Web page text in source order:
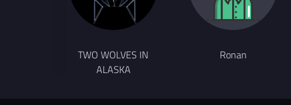
TWO WOLVES IN
ALASKA
Ronan